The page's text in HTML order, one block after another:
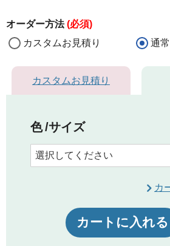
オーダー方法(必須)
カスタムお見積り
通
カスタムお見積り
色 サイズ
カ
カートに入れる